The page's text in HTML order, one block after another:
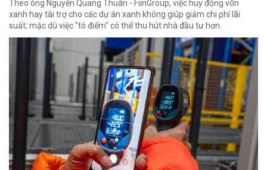
Theo ông Nguyễn Quang Thuân - FiinGroup, việc huy động vốn
xanh hay tài trợ cho các dự án xanh không giúp giảm chi phí lãi
suất; mặc dù việc "tô điểm" có thể thu hút nhà đầu tư hơn.